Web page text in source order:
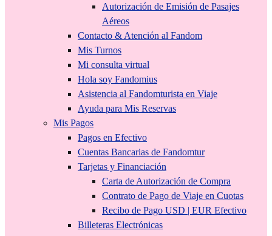
Autorización de Emisión de Pasajes
Aéreos
Contacto & Atención al Fandom
Mis Turnos
Mi consulta virtual
Hola soy Fandomius
Asistencia al Fandomturista en Viaje
Ayuda para Mis Reservas
Mis Pagos
Pagos en Efectivo
Cuentas Bancarias de Fandomtur
Tarjetas y Financiación
Carta de Autorización de Compra
Contrato de Pago de Viaje en Cuotas
Recibo de Pago USD | EUR Efectivo
Billeteras Electrónicas